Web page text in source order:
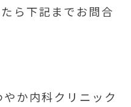
ら下記までお問合
やか内科クリニック